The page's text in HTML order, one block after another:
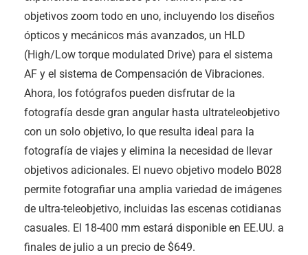
objetivos zoom todo en uno, incluyendo los diseños
ópticos y mecánicos más avanzados, un HLD
(High/Low torque modulated Drive) para el sistema
AF y el sistema de Compensación de Vibraciones.
Ahora, los fotógrafos pueden disfrutar de la
fotografía desde gran angular hasta ultrateleobjetivo
con un solo objetivo, lo que resulta ideal para la
fotografía de viajes y elimina la necesidad de llevar
objetivos adicionales. El nuevo objetivo modelo B028
permite fotografiar una amplia variedad de imágenes
de ultra-teleobjetivo, incluidas las escenas cotidianas
casuales. El 18-400 mm estará disponible en EE.UU. a
finales de julio a un precio de $649.